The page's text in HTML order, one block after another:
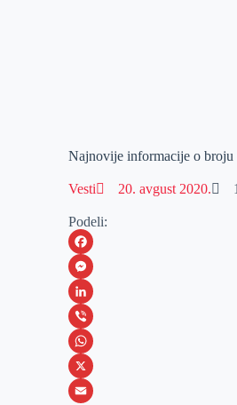
Najnovije informacije o
Vesti 20. avgust 2020.
Podeli:
F
a
c
e
b
o
M
e
s
s
e
L
i
n
k
V
i
b
W
h
X